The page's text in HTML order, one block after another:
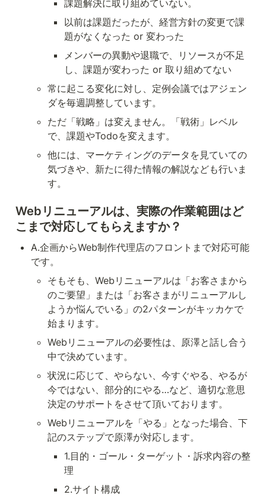
課題解決に取り組めていない。
以前は課題だったが、経営方針の変更で課
題がなくなった or 変わった
メンバーの異動や退職で、リソースが不足
し、課題が変わった or 取り組めてない
常に起こる変化に対し、定例会議ではアジェン
ダを毎週調整しています。
ただ「戦略」は変えません。「戦術」レベル
で、課題やTodoを変えます。
他には、マーケティングのデータを見ていての
気づきや、新たに得た情報の解説なども行いま
す。
Webリニューアルは、実際の作業範囲はど
こまで対応してもらえますか？
A.企画からWeb制作代理店のフロントまで対応可能
です。
そもそも、Webリニューアルは「お客さまから
のご要望」または「お客さまがリニューアルし
ようか悩んでいる」の2パターンがキッカケで
始まります。
Webリニューアルの必要性は、原澤と話し合う
中で決めています。
状況に応じて、やらない、今すぐやる、やるが
今ではない、部分的にやる…など、適切な意思
決定のサポートをさせて頂いております。
Webリニューアルを「やる」となった場合、下
記のステップで原澤が対応します。
1.目的・ゴール・ターゲット・訴求内容の整
理
2.サイト構成